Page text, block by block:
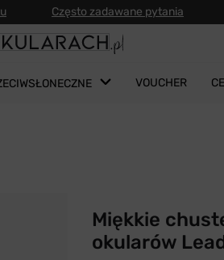
Często zadawane pytania
VOUCHER
Miękkie
okularów